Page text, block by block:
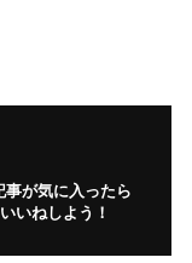
事が気に入ったら
いいねしよう！